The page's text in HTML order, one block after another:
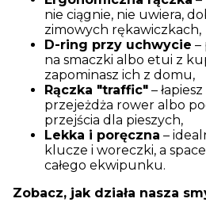
nie ciągnie, nie uwiera,
zimowych rękawiczkach,
D-ring przy uchwycie –
na smaczki albo etui z
zapominasz ich z domu,
Rączka "traffic" –
przejeżdża rower albo
przejścia dla pieszych,
Lekka i poręczna –
klucze i woreczki, a
całego ekwipunku.
Zobacz, jak działa nasza